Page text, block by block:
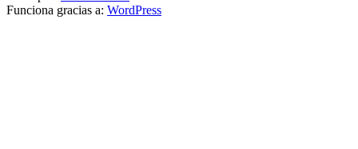
Funciona gracias a: WordPress